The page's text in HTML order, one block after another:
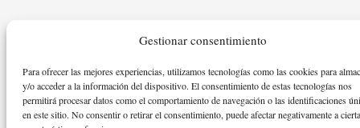
Gestionar consentimiento
Para ofrecer las mejores experiencias, utilizamos tecnologías como las cookies para
y/o acceder a la información del dispositivo. El consentimiento de estas tecnologías nos
permitirá procesar datos como el comportamiento de navegación o las identificaciones
en este sitio. No consentir o retirar el consentimiento, puede afectar negativamente a